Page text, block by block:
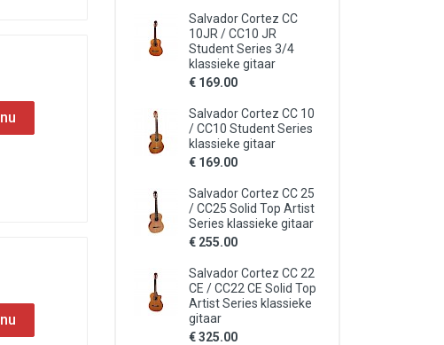
Salvador Cortez CC
10JR / CC10 JR
Student Series 3/4
klassieke gitaar
€ 169.00
Salvador Cortez CC 10
/ CC10 Student Series
klassieke gitaar
€ 169.00
Salvador Cortez CC 25
/ CC25 Solid Top Artist
Series klassieke gitaar
€ 255.00
Salvador Cortez CC 22
CE / CC22 CE Solid Top
Artist Series klassieke
gitaar
€ 325.00